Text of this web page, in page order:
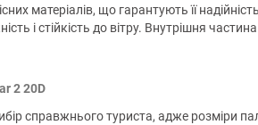
матеріалів, що гарантують її
і стійкість до вітру. Внутрішня
2 20D
справжнього туриста, адже розміри